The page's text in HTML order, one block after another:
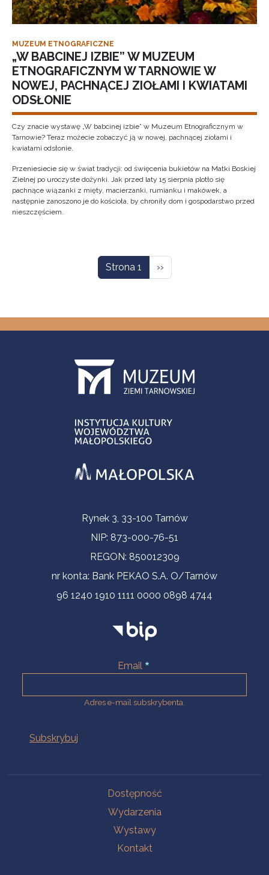
MUZEUM ETNOGRAFICZNE
„W BABCINEJ IZBIE” W MUZEUM
ETNOGRAFICZNYM W TARNOWIE W
NOWEJ, PACHNĄCEJ ZIOŁAMI I KWIATAMI
ODSŁONIE
Czy znacie wystawę „W babcinej izbie” w Muzeum Etnograficznym w
Tarnowie? Teraz możecie zobaczyć ją w nowej, pachnącej ziołami i
kwiatami odsłonie.
Przeniesiecie się w świat tradycji: od święcenia bukietów na Matki Boskiej
Zielnej po uroczyste dożynki. Jak przed laty 15 sierpnia plotło się
pachnące wiązanki z mięty, macierzanki, rumianku i makówek, a
następnie zanoszono je do kościoła, by chroniły dom i gospodarstwo przed
nieszczęściem.
Strona 1 Następna strona
››
Informacje kontaktoweRynek 3, 33-100 Tarnów
NIP: 873-000-76-51
REGON: 850012309
nr konta: Bank PEKAO S.A. O/Tarnów
96 1240 1910 1111 0000 0898 4744
Email
Adres e-mail subskrybenta.
Dostępność
Wydarzenia
Wystawy
Kontakt